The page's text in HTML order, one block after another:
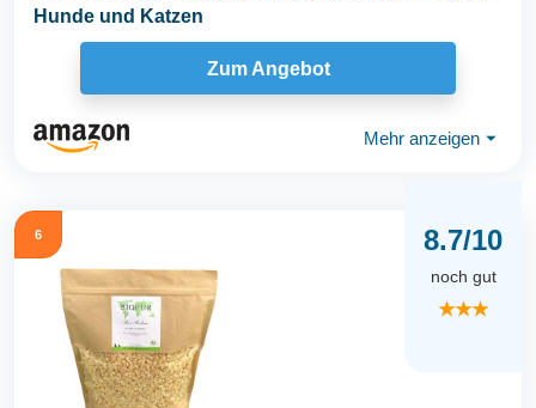
Hunde und Katzen
Zum Angebot
Mehr anzeigen ⏷
6 8.7/10
noch gut
★★★